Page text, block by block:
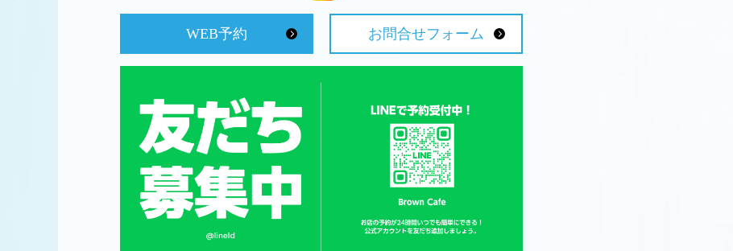
WEB予約 お問合せフォーム